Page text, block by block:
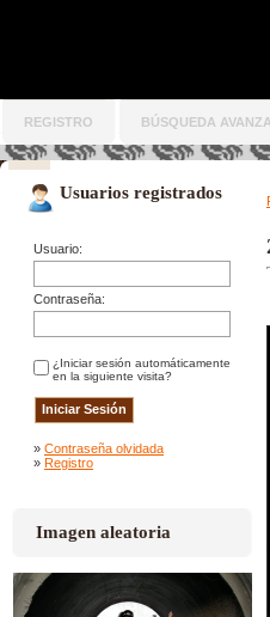
REGISTRO BÚSQUEDA
Usuarios registrados
Usuario:
Contraseña:
¿Iniciar sesión automáticamente
en la siguiente visita?
» Contraseña olvidada
» Registro
Imagen aleatoria